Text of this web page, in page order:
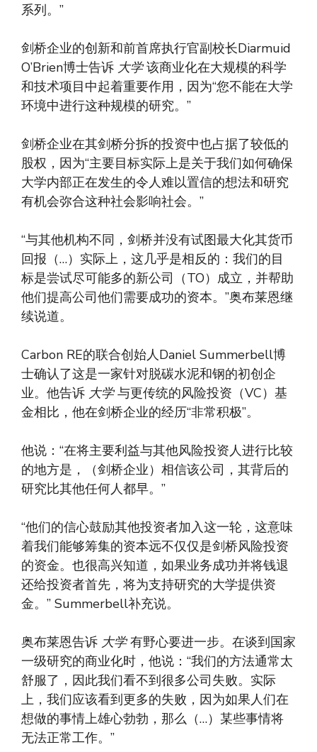
系列。”
剑桥企业的创新和前首席执行官副校长Diarmuid
O’Brien博士告诉 大学该商业化在大规模的科学
和技术项目中起着重要作用，因为“您不能在大学
环境中进行这种规模的研究。”
剑桥企业在其剑桥分拆的投资中也占据了较低的
股权，因为“主要目标实际上是关于我们如何确保
大学内部正在发生的令人难以置信的想法和研究
有机会弥合这种社会影响社会。”
“与其他机构不同，剑桥并没有试图最大化其货币
回报（…）实际上，这几乎是相反的：我们的目
标是尝试尽可能多的新公司（TO）成立，并帮助
他们提高公司他们需要成功的资本。”奥布莱恩继
续说道。
Carbon RE的联合创始人Daniel Summerbell博
士确认了这是一家针对脱碳水泥和钢的初创企
业。他告诉 大学与更传统的风险投资（VC）基
金相比，他在剑桥企业的经历“非常积极”。
他说：“在将主要利益与其他风险投资人进行比较
的地方是，（剑桥企业）相信该公司，其背后的
研究比其他任何人都早。”
“他们的信心鼓励其他投资者加入这一轮，这意味
着我们能够筹集的资本远不仅仅是剑桥风险投资
的资金。也很高兴知道，如果业务成功并将钱退
还给投资者首先，将为支持研究的大学提供资
金。” Summerbell补充说。
奥布莱恩告诉 大学有野心要进一步。在谈到国家
一级研究的商业化时，他说：“我们的方法通常太
舒服了，因此我们看不到很多公司失败。实际
上，我们应该看到更多的失败，因为如果人们在
想做的事情上雄心勃勃，那么（…）某些事情将
无法正常工作。”